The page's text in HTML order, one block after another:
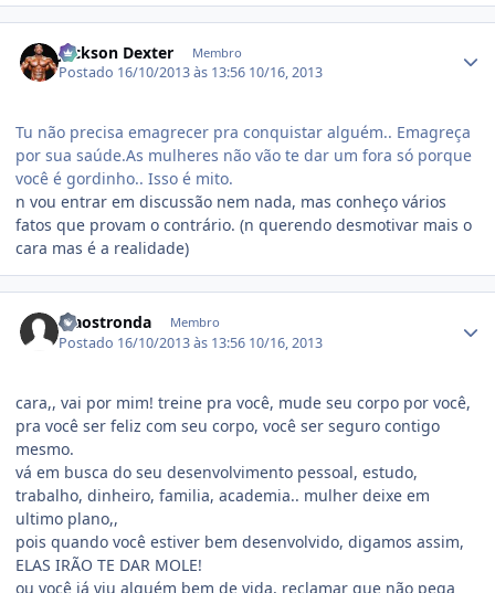
Jackson Dexter Membro
Postado 16/10/2013 às 13:56 10/16, 2013
Tu não precisa emagrecer pra conquistar alguém.. Emagreça
por sua saúde.As mulheres não vão te dar um fora só porque
você é gordinho.. Isso é mito.
n vou entrar em discussão nem nada, mas conheço vários
fatos que provam o contrário. (n querendo desmotivar mais o
cara mas é a realidade)
igaostronda Membro
Postado 16/10/2013 às 13:56 10/16, 2013
cara,, vai por mim! treine pra você, mude seu corpo por você,
pra você ser feliz com seu corpo, você ser seguro contigo
mesmo.
vá em busca do seu desenvolvimento pessoal, estudo,
trabalho, dinheiro, familia, academia.. mulher deixe em
ultimo plano,,
pois quando você estiver bem desenvolvido, digamos assim,
ELAS IRÃO TE DAR MOLE!
ou você já viu alguém bem de vida, reclamar que não pega